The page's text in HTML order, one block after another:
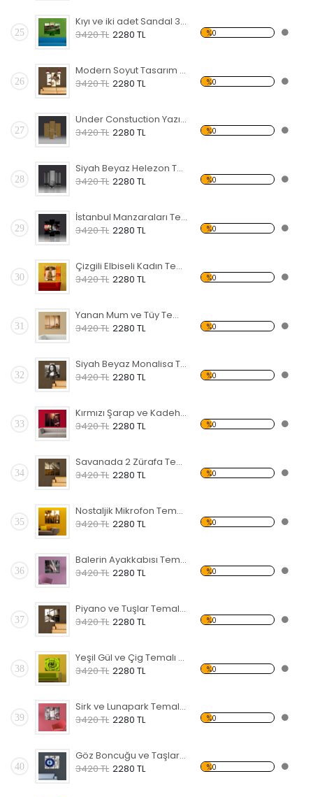
25
Kıyı ve iki adet Sandal 3 Temalı Kanvas Tablo
3420 TL 2280 TL %0
26
Modern Soyut Tasarım 26 Kanvas Tablo
3420 TL 2280 TL %0
27
Under Constuction Yazısı Temalı Kanvas Tablo
3420 TL 2280 TL %0
28
Siyah Beyaz Helezon Temalı Kanvas Tablo
3420 TL 2280 TL %0
29
İstanbul Manzaraları Temalı Kanvas Tablo
3420 TL 2280 TL %0
30
Çizgili Elbiseli Kadın Temalı Kanvas Tablo
3420 TL 2280 TL %0
31
Yanan Mum ve Tüy Temalı Kanvas Tablo
3420 TL 2280 TL %0
32
Siyah Beyaz Monalisa Temalı Kanvas Tablo
3420 TL 2280 TL %0
33
Kırmızı Şarap ve Kadeh Temalı Kanvas Tablo
3420 TL 2280 TL %0
34
Savanada 2 Zürafa Temalı Kanvas Tablo
3420 TL 2280 TL %0
35
Nostaljik Mikrofon Temalı Kanvas Tablo
3420 TL 2280 TL %0
36
Balerin Ayakkabısı Temalı Kanvas Tablo
3420 TL 2280 TL %0
37
Piyano ve Tuşlar Temalı Kanvas Tablo
3420 TL 2280 TL %0
38
Yeşil Gül ve Çig Temalı Kanvas Tablo
3420 TL 2280 TL %0
39
Sirk ve Lunapark Temalı Kanvas Tablo
3420 TL 2280 TL %0
40
Göz Boncuğu ve Taşlar Temalı Kanvas Tablo
3420 TL 2280 TL %0